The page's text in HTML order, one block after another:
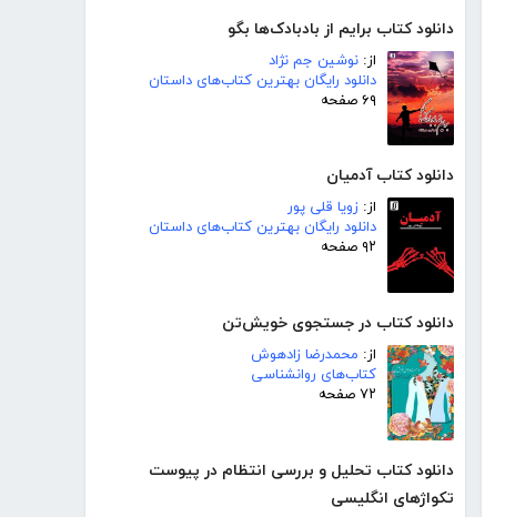
دانلود کتاب برایم از بادبادک‌ها بگو
از: نوشین جم نژاد
دانلود رایگان بهترین کتاب‌های داستان
۶۹ صفحه
دانلود کتاب آدمیان
از: زویا قلی پور
دانلود رایگان بهترین کتاب‌های داستان
۹۲ صفحه
دانلود کتاب در جستجوی خویش‌تن
از: محمدرضا زادهوش
کتاب‌های روانشناسی
۷۲ صفحه
دانلود کتاب تحلیل و بررسی انتظام در پیوست
تکواژهای انگلیسی